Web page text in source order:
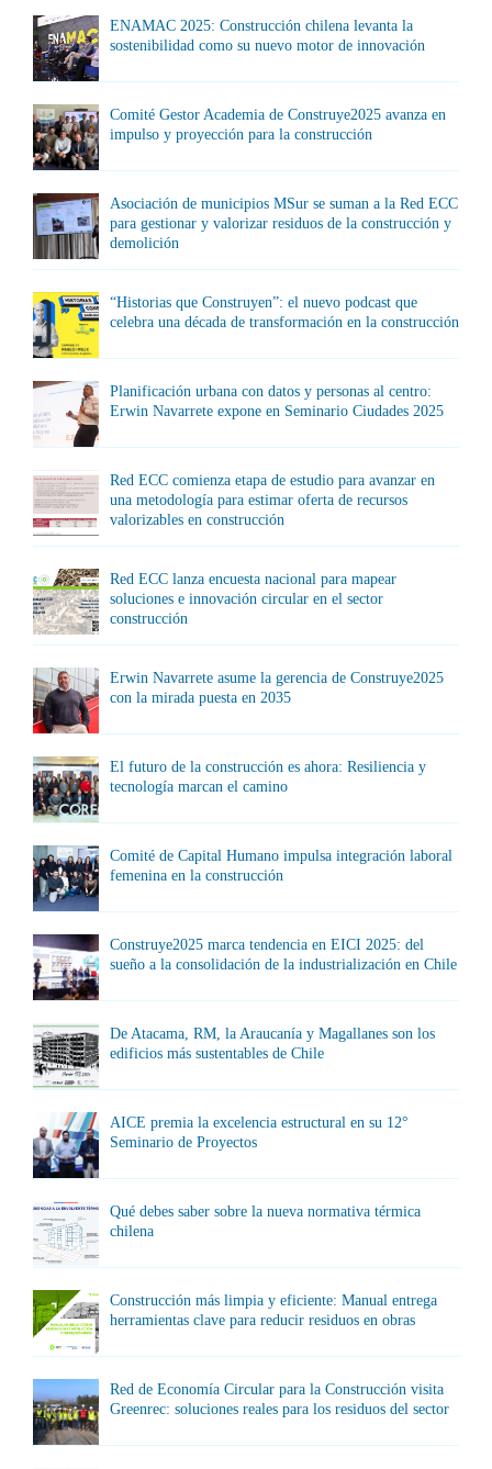
ENAMAC 2025: Construcción chilena levanta la
sostenibilidad como su nuevo motor de innovación
Comité Gestor Academia de Construye2025 avanza en
impulso y proyección para la construcción
Asociación de municipios MSur se suman a la Red ECC
para gestionar y valorizar residuos de la construcción y
demolición
“Historias que Construyen”: el nuevo podcast que
celebra una década de transformación en la construcción
Planificación urbana con datos y personas al centro:
Erwin Navarrete expone en Seminario Ciudades 2025
Red ECC comienza etapa de estudio para avanzar en
una metodología para estimar oferta de recursos
valorizables en construcción
Red ECC lanza encuesta nacional para mapear
soluciones e innovación circular en el sector
construcción
Erwin Navarrete asume la gerencia de Construye2025
con la mirada puesta en 2035
El futuro de la construcción es ahora: Resiliencia y
tecnología marcan el camino
Comité de Capital Humano impulsa integración laboral
femenina en la construcción
Construye2025 marca tendencia en EICI 2025: del
sueño a la consolidación de la industrialización en Chile
De Atacama, RM, la Araucanía y Magallanes son los
edificios más sustentables de Chile
AICE premia la excelencia estructural en su 12°
Seminario de Proyectos
Qué debes saber sobre la nueva normativa térmica
chilena
Construcción más limpia y eficiente: Manual entrega
herramientas clave para reducir residuos en obras
Red de Economía Circular para la Construcción visita
Greenrec: soluciones reales para los residuos del sector